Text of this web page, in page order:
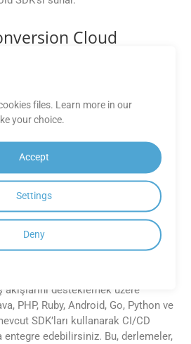
Cloud
miyim?
Cloud API’lerinin tümü, tek bir API
dosyalarının PPTM’ye toplu
olanak tanır. Bu özellik,
çalışan kuruluşlar için oldukça
dönüşümleri için
Cloud’u
entegre edebilir
desteklemek üzere
PHP, Ruby, Android, Go, Python ve
SDK’ları kullanarak CI/CD
entegre edebilirsiniz. Bu, derlemeler,
files. Learn more in our
your choice.
Accept
Settings
Deny